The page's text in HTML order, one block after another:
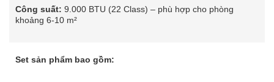
Công suất: 9.000 BTU (22 Class) – phù hợp cho phòng
khoảng 6-10 m²
Set sản phẩm bao gồm: